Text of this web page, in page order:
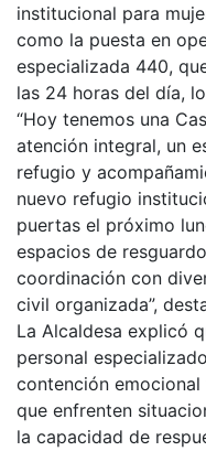
institucional para
como la puesta en
especializada 440,
las 24 horas del día,
“Hoy tenemos una
atención integral, un
refugio y
nuevo refugio
puertas el próximo
espacios de
coordinación con
civil organizada”,
La Alcaldesa explicó
personal
contención
que enfrenten
la capacidad de